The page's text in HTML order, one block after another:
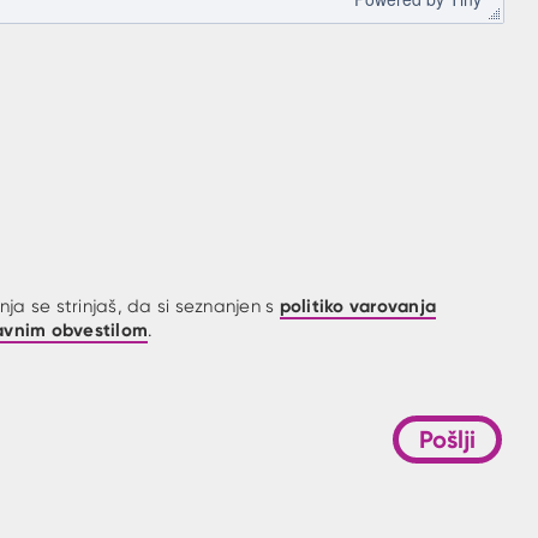
se strinjaš, da si seznanjen s politiko varovanja
obvestilom.
Pošlji